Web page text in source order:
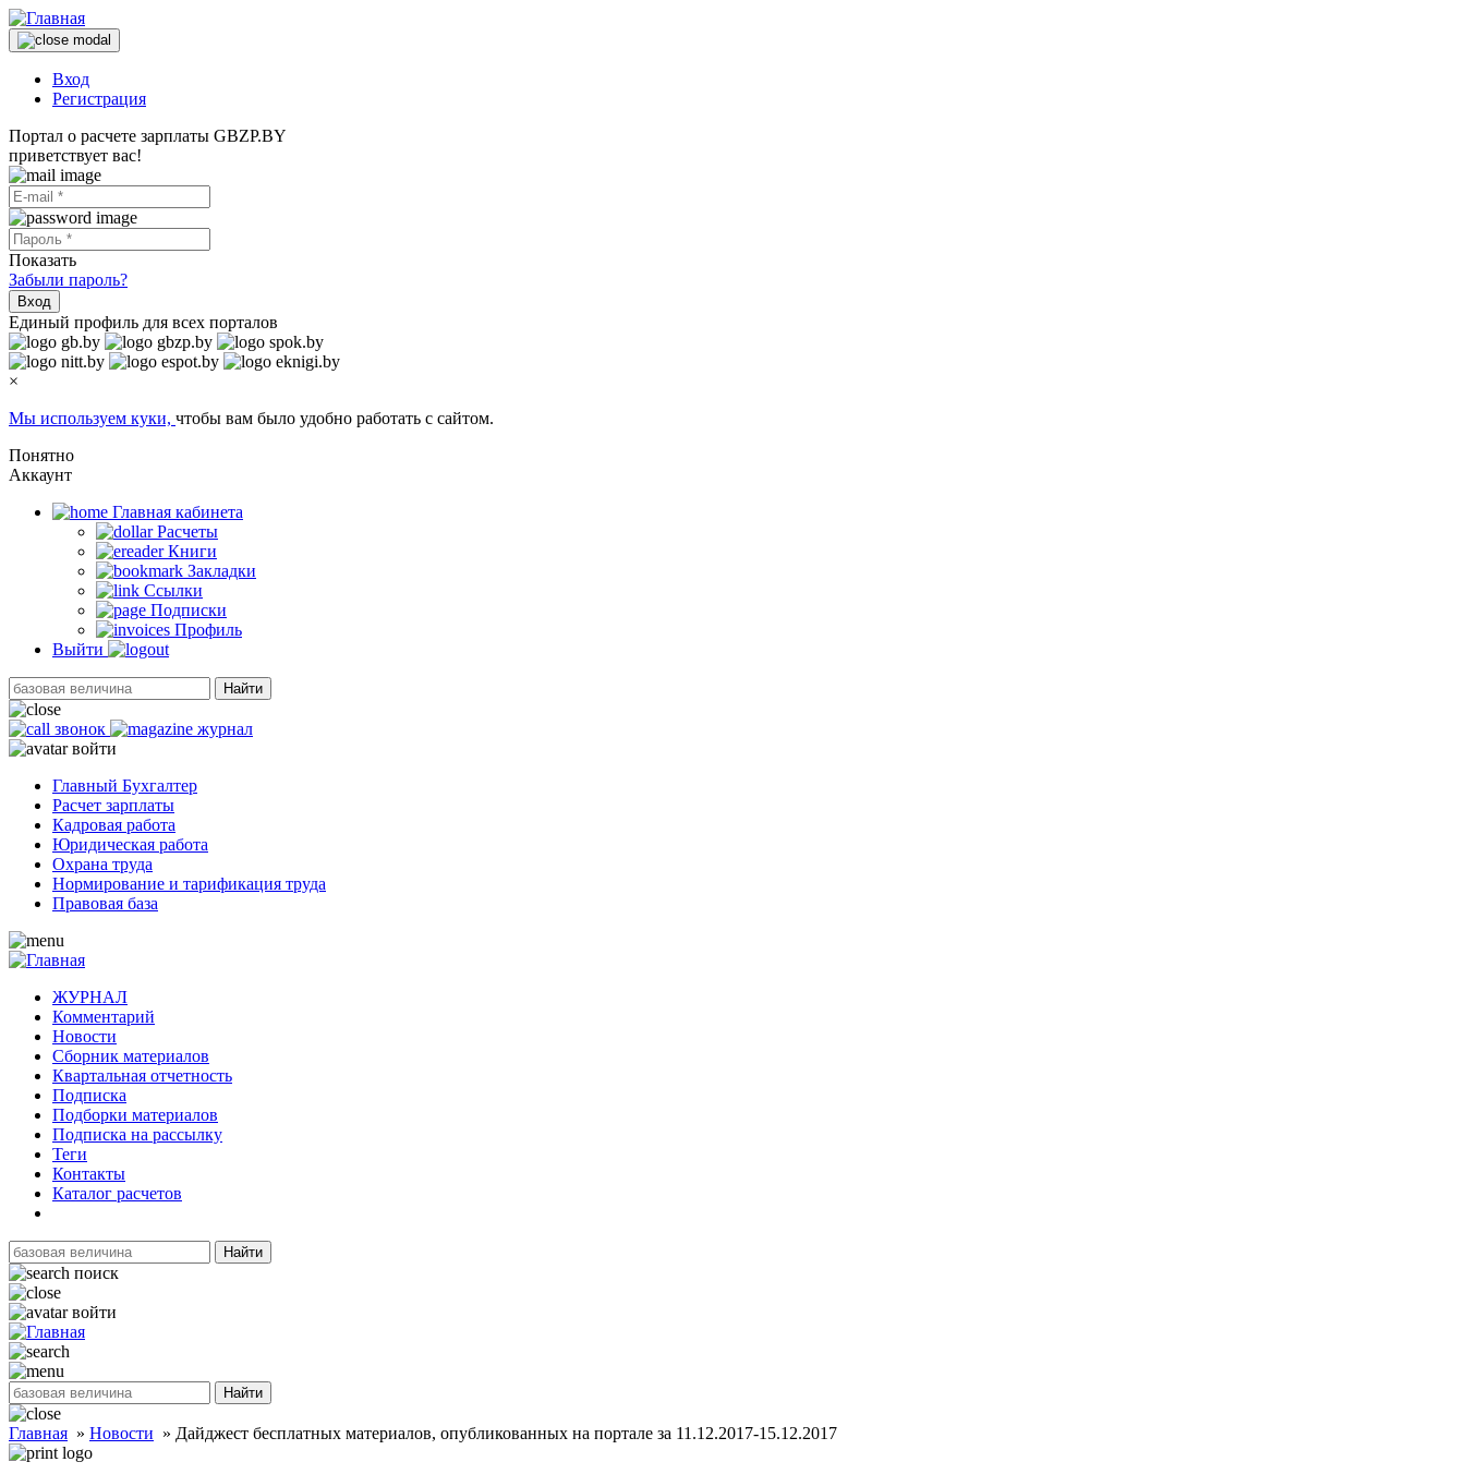
Вход
Регистрация
Портал о расчете зарплаты GBZP.BY
приветствует вас!
Показать
Забыли пароль?
Вход
Единый профиль для всех порталов
×
Мы используем куки, чтобы вам было удобно работать с сайтом.
Понятно
Аккаунт
Главная кабинетa
Расчеты
Книги
Закладки
Ссылки
Подписки
Профиль
Выйти
Найти
звонок
журнал
войти
Главный Бухгалтер
Расчет зарплаты
Кадровая работа
Юридическая работа
Охрана труда
Нормирование и тарификация труда
Правовая база
ЖУРНАЛ
Комментарий
Новости
Сборник материалов
Квартальная отчетность
Подписка
Подборки материалов
Подписка на рассылку
Теги
Контакты
Каталог расчетов
Найти
поиск
войти
Найти
Главная » Новости » Дайджест бесплатных материалов, опубликованных на портале за 11.12.2017-15.12.2017